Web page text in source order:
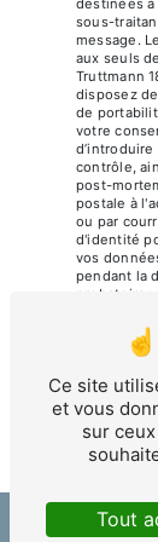
destinées
sous-
message.
aux seuls
Truttmann
disposez
de
votre
contrôle,
post-
postale à
ou par
d'identité
vos
pendant la
droit de
Ce site
et vous
sur
Tout